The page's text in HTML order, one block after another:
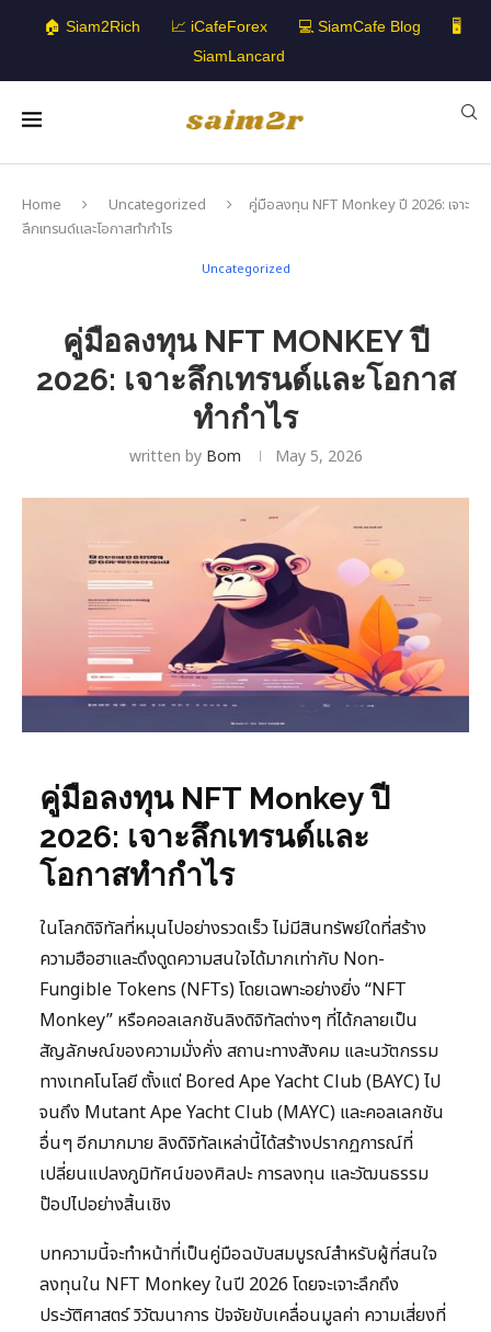
🏠 Siam2Rich 📈 iCafeForex 💻 SiamCafe Blog
🖥️
SiamLancard
Home Uncategorized
คู่มือลงทุน NFT Monkey ปี 2026: เจาะ
ลึกเทรนด์และโอกาสทำกำไร
Uncategorized
คู่มือลงทุน NFT MONKEY ปี
2026: เจาะลึกเทรนด์และโอกาส
ทำกำไร
written by Bom May 5, 2026
คู่มือลงทุน NFT Monkey ปี
2026: เจาะลึกเทรนด์และ
โอกาสทำกำไร
ในโลกดิจิทัลที่หมุนไปอย่างรวดเร็ว ไม่มีสินทรัพย์ใดที่สร้าง
ความฮือฮาและดึงดูดความสนใจได้มากเท่ากับ Non-
Fungible Tokens (NFTs) โดยเฉพาะอย่างยิ่ง “NFT
Monkey” หรือคอลเลกชันลิงดิจิทัลต่างๆ ที่ได้กลายเป็น
สัญลักษณ์ของความมั่งคั่ง สถานะทางสังคม และนวัตกรรม
ทางเทคโนโลยี ตั้งแต่ Bored Ape Yacht Club (BAYC) ไป
จนถึง Mutant Ape Yacht Club (MAYC) และคอลเลกชัน
อื่นๆ อีกมากมาย ลิงดิจิทัลเหล่านี้ได้สร้างปรากฏการณ์ที่
เปลี่ยนแปลงภูมิทัศน์ของศิลปะ การลงทุน และวัฒนธรรม
ป๊อปไปอย่างสิ้นเชิง
บทความนี้จะทำหน้าที่เป็นคู่มือฉบับสมบูรณ์สำหรับผู้ที่สนใจ
ลงทุนใน NFT Monkey ในปี 2026 โดยจะเจาะลึกถึง
ประวัติศาสตร์ วิวัฒนาการ ปัจจัยขับเคลื่อนมูลค่า ความเสี่ยงที่